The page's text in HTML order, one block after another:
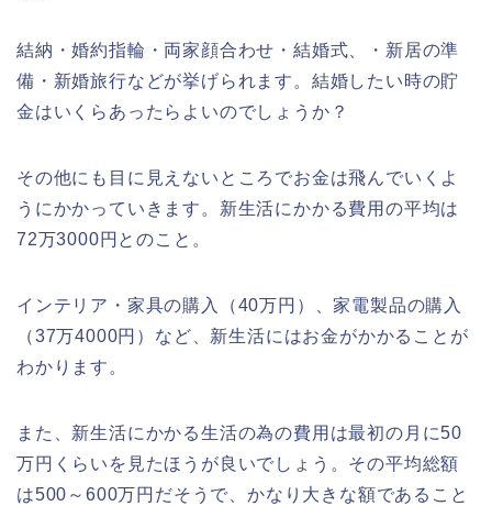
結納・婚約指輪・両家顔合わせ・結婚式、・新居の準
備・新婚旅行などが挙げられます。結婚したい時の貯
金はいくらあったらよいのでしょうか？
その他にも目に見えないところでお金は飛んでいくよ
うにかかっていきます。新生活にかかる費用の平均は
72万3000円とのこと。
インテリア・家具の購入（40万円）、家電製品の購入
（37万4000円）など、新生活にはお金がかかることが
わかります。
また、新生活にかかる生活の為の費用は最初の月に50
万円くらいを見たほうが良いでしょう。その平均総額
は500～600万円だそうで、かなり大きな額であること